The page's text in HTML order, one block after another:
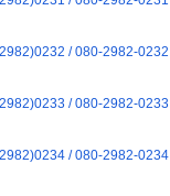
/ 080-2982-0232
/ 080-2982-0233
/ 080-2982-0234